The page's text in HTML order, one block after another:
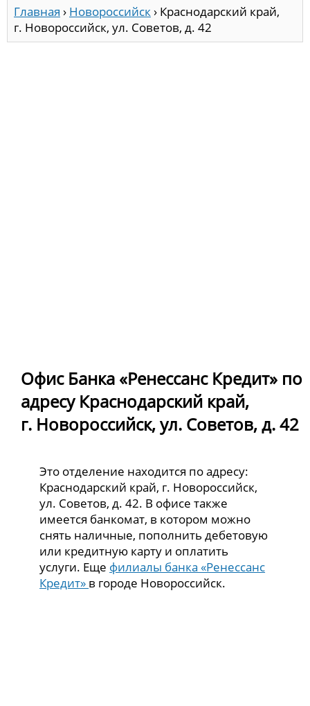
Главная › Новороссийск› Краснодарский край,
г. Новороссийск, ул. Советов, д. 42
Офис Банка «Ренессанс Кредит» по
адресу Краснодарский край,
г. Новороссийск, ул. Советов, д. 42
Это отделение находится по адресу:
Краснодарский край, г. Новороссийск,
ул. Советов, д. 42. В офисе также
имеется банкомат, в котором можно
снять наличные, пополнить дебетовую
или кредитную карту и оплатить
услуги. Еще филиалы банка «Ренессанс
Кредит» в городе Новороссийск.